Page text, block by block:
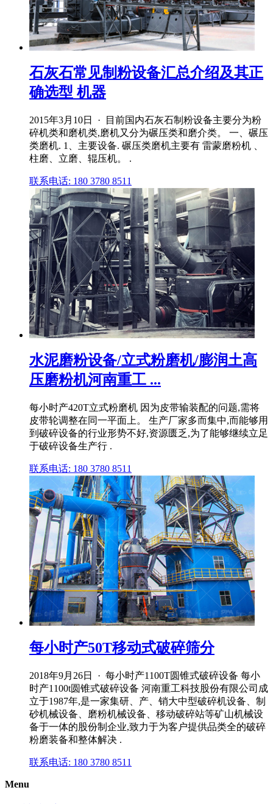
石灰石常见制粉设备汇总介绍及其正
确选型 机器
2015年3月10日 · 目前国内石灰石制粉设备主要分为粉
碎机类和磨机类,磨机又分为碾压类和磨介类。 一、碾压
类磨机. 1、主要设备. 碾压类磨机主要有 雷蒙磨粉机 、
柱磨、立磨、辊压机。 .
联系电话: 180 3780 8511
水泥磨粉设备/立式粉磨机/膨润土高
压磨粉机河南重工 ...
每小时产420T立式粉磨机 因为皮带输装配的问题,需将
皮带轮调整在同一平面上。 生产厂家多而集中,而能够用
到破碎设备的行业形势不好,资源匮乏,为了能够继续立足
于破碎设备生产行 .
联系电话: 180 3780 8511
每小时产50T移动式破碎筛分
2018年9月26日 · 每小时产1100T圆锥式破碎设备 每小
时产1100t圆锥式破碎设备 河南重工科技股份有限公司成
立于1987年,是一家集研、产、销大中型破碎机设备、制
砂机械设备、磨粉机械设备、移动破碎站等矿山机械设
备于一体的股份制企业,致力于为客户提供品类全的破碎
粉磨装备和整体解决 .
联系电话: 180 3780 8511
Menu